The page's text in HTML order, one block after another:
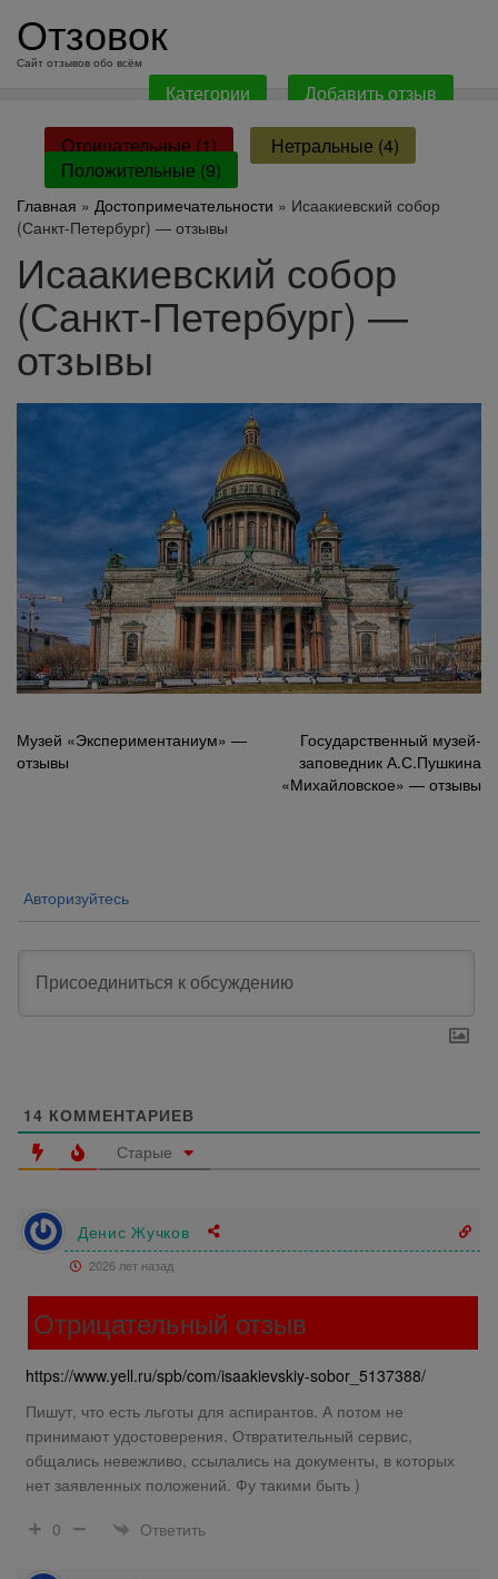
содержанию
Отзовок
Сайт отзывов обо всём
Категории Добавить отзыв
Отрицательные (1)
Нетральные (4)
Положительные (9)
Главная » Достопримечательности » Исаакиевский собор
(Санкт-Петербург) — отзывы
Исаакиевский собор
(Санкт-Петербург) —
отзывы
Навигация
по
Музей «Экспериментаниум» —
отзывы
Государственный музей-
заповедник А.С.Пушкина
«Михайловское» — отзывы
Авторизуйтесь
14 КОММЕНТАРИЕВ
Старые
Денис Жучков
2026 лет назад
Отрицательный отзыв
https://www.yell.ru/spb/com/isaakievskiy-sobor_5137388/
Пишут, что есть льготы для аспирантов. А потом не
принимают удостоверения. Отвратительный сервис,
общались невежливо, ссылались на документы, в которых
нет заявленных положений. Фу такими быть )
0
Ответить